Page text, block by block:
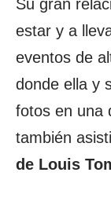
Su gran
estar y a
eventos de
donde ella y
fotos en una
también
de Louis